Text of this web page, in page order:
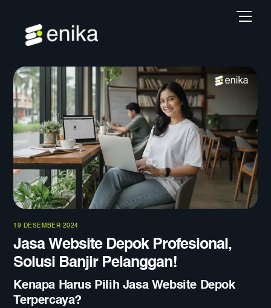
content
19 DESEMBER 2024
Jasa Website Depok Profesional,
Solusi Banjir Pelanggan!
Kenapa Harus Pilih Jasa Website Depok
Terpercaya?